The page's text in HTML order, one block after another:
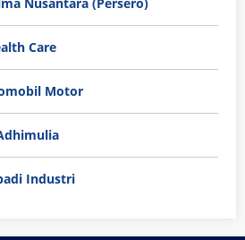
Care
Motor
Industri